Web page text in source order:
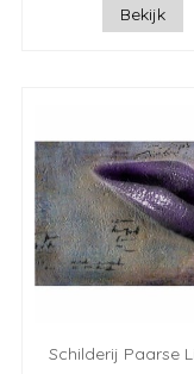
Bekijk
Schilderij Paarse